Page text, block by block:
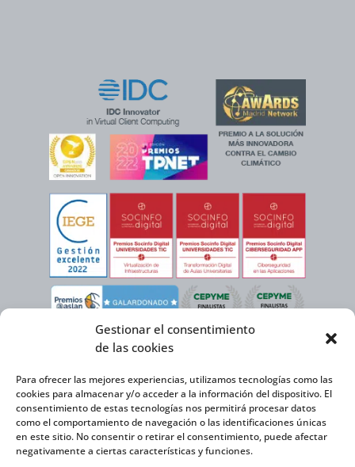
Gestionar el consentimiento
de las cookies
Para ofrecer las mejores experiencias, utilizamos tecnologías como las
cookies para almacenar y/o acceder a la información del dispositivo. El
consentimiento de estas tecnologías nos permitirá procesar datos
como el comportamiento de navegación o las identificaciones únicas
en este sitio. No consentir o retirar el consentimiento, puede afectar
negativamente a ciertas características y funciones.